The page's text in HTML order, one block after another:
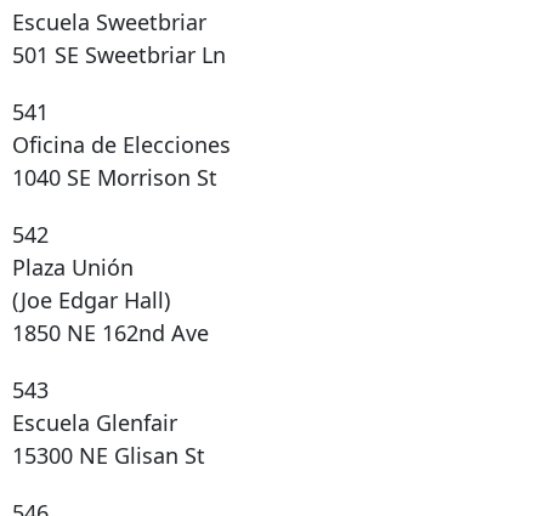
Escuela Sweetbriar
501 SE Sweetbriar Ln
541
Oficina de Elecciones
1040 SE Morrison St
542
Plaza Unión
(Joe Edgar Hall)
1850 NE 162nd Ave
543
Escuela Glenfair
15300 NE Glisan St